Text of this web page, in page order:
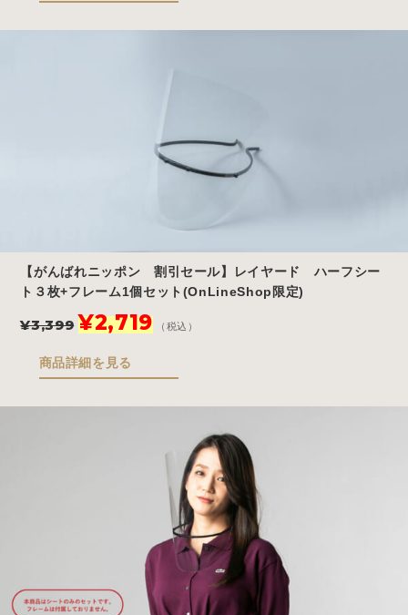
格
は
価
格
【がんばれニッポン 割引セール】レイヤード ハーフシー
ト３枚+フレーム1個セット(OnLineShop限定)
¥3,399
元
の
価
格
は
¥2,719現
在
価
格
¥2,719
す。
（税込）
商品詳細を見る